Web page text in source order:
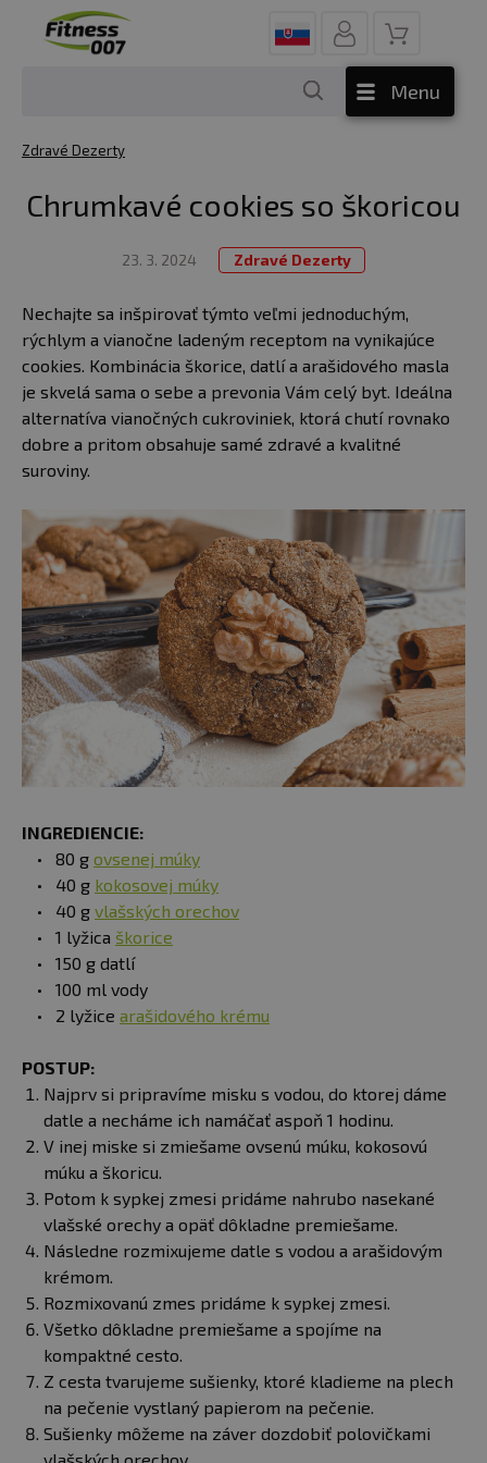
Menu
Zdravé Dezerty
Chrumkavé cookies so škoricou
23. 3. 2024 Zdravé Dezerty
Nechajte sa inšpirovať týmto veľmi jednoduchým,
rýchlym a vianočne ladeným receptom na vynikajúce
cookies. Kombinácia škorice, datlí a arašidového masla
je skvelá sama o sebe a prevonia Vám celý byt. Ideálna
alternatíva vianočných cukroviniek, ktorá chutí rovnako
dobre a pritom obsahuje samé zdravé a kvalitné
suroviny.
INGREDIENCIE:
80 g ovsenej múky
40 g kokosovej múky
40 g vlašských orechov
1 lyžica škorice
150 g datlí
100 ml vody
2 lyžice arašidového krému
POSTUP:
Najprv si pripravíme misku s vodou, do ktorej dáme
datle a necháme ich namáčať aspoň 1 hodinu.
V inej miske si zmiešame ovsenú múku, kokosovú
múku a škoricu.
Potom k sypkej zmesi pridáme nahrubo nasekané
vlašské orechy a opäť dôkladne premiešame.
Následne rozmixujeme datle s vodou a arašidovým
krémom.
Rozmixovanú zmes pridáme k sypkej zmesi.
Všetko dôkladne premiešame a spojíme na
kompaktné cesto.
Z cesta tvarujeme sušienky, ktoré kladieme na plech
na pečenie vystlaný papierom na pečenie.
Sušienky môžeme na záver dozdobiť polovičkami